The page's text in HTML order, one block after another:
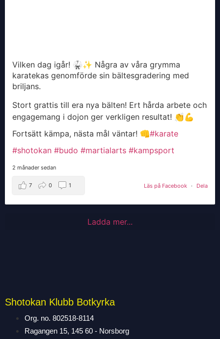
Vilken dag igår! 🥋✨ Några av våra grymma
karatekas genomförde sin bältesgradering med
briljans.
Stort grattis till era nya bälten! Ert hårda arbete och
engagemang i dojon ger verkligen resultat! 👏💪
Fortsätt kämpa, nästa mål väntar! 👊#karate
#shotokan #budo #martialarts #kampsport
2 månader sedan
Läs på Facebook · Dela
7 0 1
Ladda mer...
Shotokan Klubb Botkyrka
Org. no. 802518-8114
Ragangen 15, 145 60 - Norsborg